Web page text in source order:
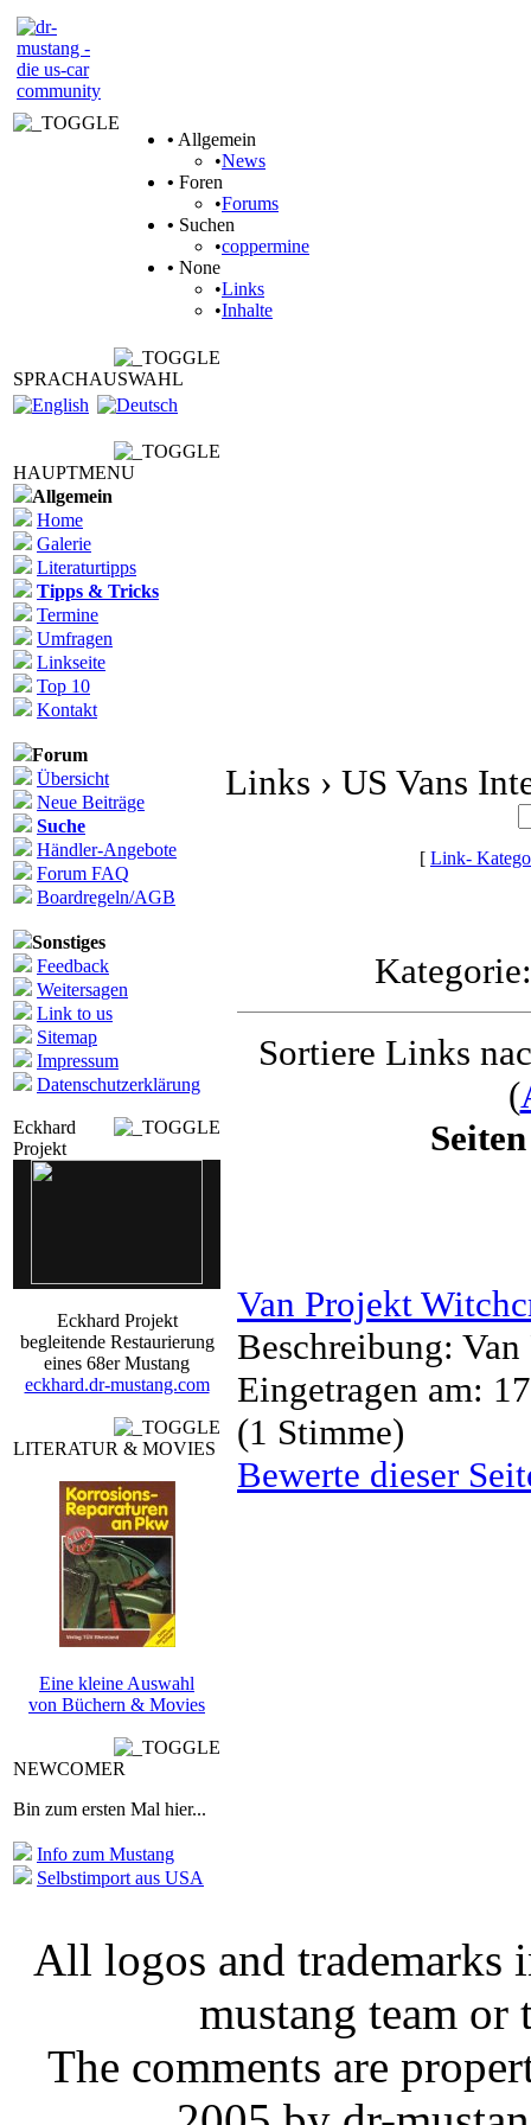
• Allgemein
•News
• Foren
•Forums
• Suchen
•coppermine
• None
•Links
•Inhalte
SPRACHAUSWAHL
HAUPTMENU
Allgemein
Home
Galerie
Literaturtipps
Tipps & Tricks
Termine
Umfragen
Linkseite
Top 10
Kontakt
Forum
Übersicht
Neue Beiträge
Suche
Händler-Angebote
Forum FAQ
Boardregeln/AGB
Sonstiges
Feedback
Weitersagen
Link to us
Sitemap
Impressum
Datenschutzerklärung
Eckhard
Projekt
Eckhard Projekt
begleitende Restaurierung
eines 68er Mustang
eckhard.dr-mustang.com
LITERATUR & MOVIES
Eine kleine Auswahl
von Büchern & Movies
NEWCOMER
Bin zum ersten Mal hier...
Info zum Mustang
Selbstimport aus USA
Links › US Vans
[ Link-
Sortiere Links
(
Van Projekt
Beschreibung:
Eingetragen am:
(1 Stimme)
Bewerte dieser
All logos and trademarks
mustang team or
The comments are